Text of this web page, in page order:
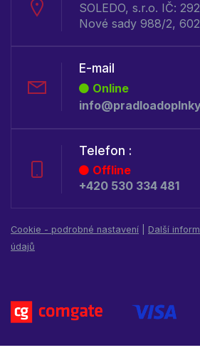
SOLEDO, s.r.o. IČ:
Nové sady 988/2,
E-mail
Online
Telefon :
Offline
+420 530 334 481
Cookie - podrobné nastavení Další
údajů